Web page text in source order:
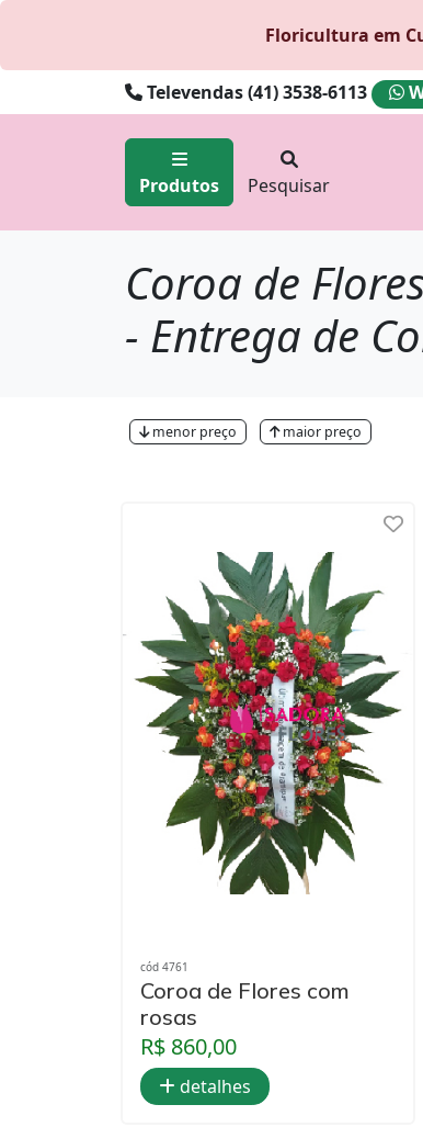
Floricultura em
Televendas (41) 3538-6113
Produtos Pesquisar
Coroa de
- Entrega de
menor preço maior preço
cód 4761
Coroa de Flores com
rosas
R$ 860,00
detalhes